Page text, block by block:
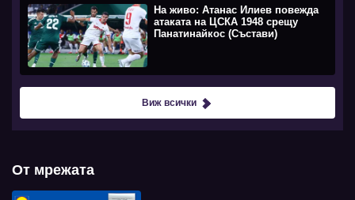
На живо: Атанас Илиев повежда
атаката на ЦСКА 1948 срещу
Панатинайкос (Състави)
Виж всички
От мрежата